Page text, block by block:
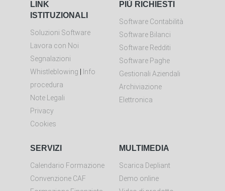
LINK
ISTITUZIONALI
Soluzioni Software
Lavora con Noi
Segnalazioni
Whistleblowing
Info
procedura
Note Legali
Privacy
Cookies
PIÙ RICHIESTI
Software Contabilità
Software Bilanci
Software Redditi
Software Paghe
Gestionali Aziendali
Archiviazione
Elettronica
SERVIZI
Calendario Formazione
Convenzione CAF
MULTIMEDIA
Scarica Depliant
Demo online